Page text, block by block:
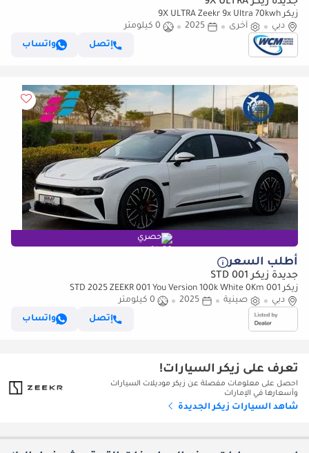
زيكر 9X ULTRA Zeekr 9x Ultra 70kwh
دبي
أخرى 2025
0 كيلومتر
إتصل
واتساب
حصري
أطلب السعر
جديدة زيكر 001 STD
زيكر 001 STD 2025 ZEEKR 001 You Version 100k White 0Km
دبي
صينية 2025
0 كيلومتر
إتصل
واتساب
تعرف على زيكر السيارات!
احصل على معلومات مفصلة عن زيكر موديلات السيارات
وأسعارها في الإمارات
شاهد السيارات زيكر الجديدة